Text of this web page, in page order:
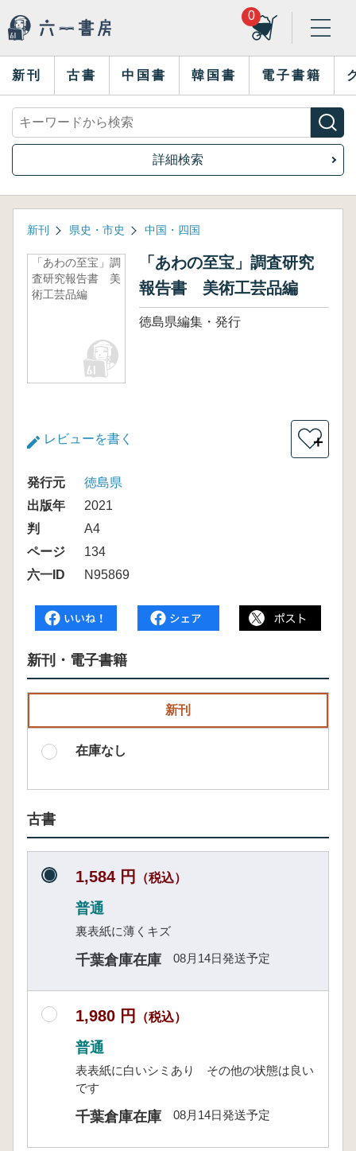
0
新刊 古書 中国書 韓国書 電子書籍
詳細検索
新刊 県史・市史 中国・四国
「あわの至宝」調
査研究報告書 美
術工芸品編
「あわの至宝」調査研究
報告書 美術工芸品編
徳島県編集・発行
レビューを書く ＋
発行元
徳島県
出版年
2021
判
A4
ページ
134
六一ID
N95869
新刊・電子書籍
新刊
在庫なし
古書
1,584 円 （税込）
普通
裏表紙に薄くキズ
千葉倉庫在庫 08月14日発送予定
1,980 円 （税込）
普通
表表紙に白いシミあり その他の状態は良い
です
千葉倉庫在庫 08月14日発送予定